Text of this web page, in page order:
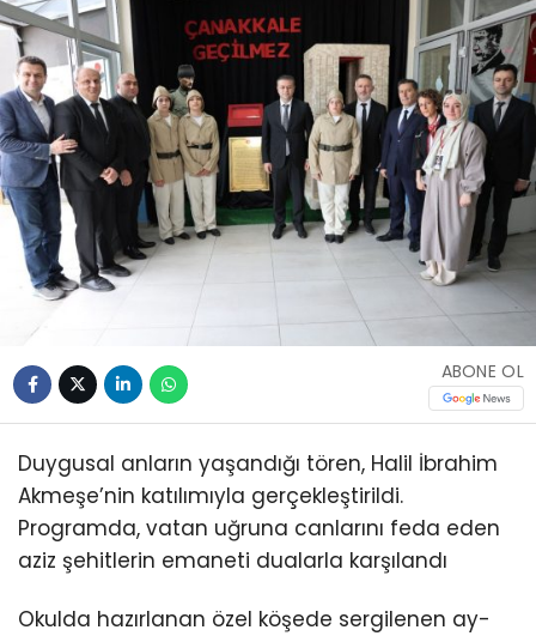
ABONE OL
Duygusal anların yaşandığı tören, Halil İbrahim
Akmeşe’nin katılımıyla gerçekleştirildi.
Programda, vatan uğruna canlarını feda eden
aziz şehitlerin emaneti dualarla karşılandı
Okulda hazırlanan özel köşede sergilenen ay-